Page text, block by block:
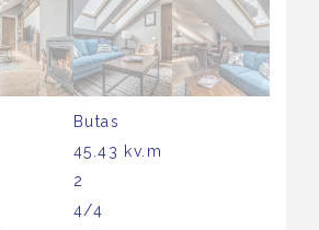
Butas
45.43 kv.m
2
4/4